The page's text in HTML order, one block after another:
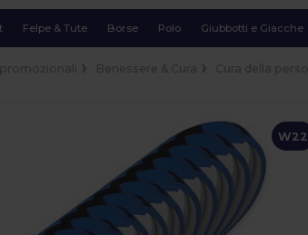
Felpe & Tute Borse Polo Giubbotti e Giacche
W22